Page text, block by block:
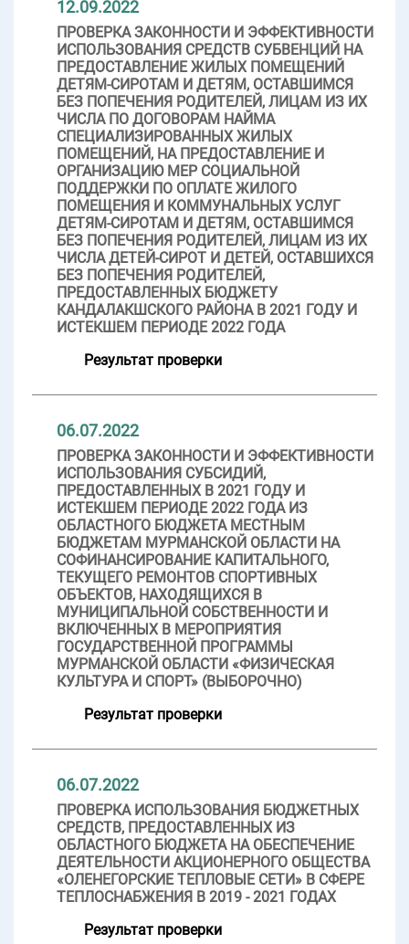
12.09.2022
ПРОВЕРКА ЗАКОННОСТИ И ЭФФЕКТИВНОСТИ
ИСПОЛЬЗОВАНИЯ СРЕДСТВ СУБВЕНЦИЙ НА
ПРЕДОСТАВЛЕНИЕ ЖИЛЫХ ПОМЕЩЕНИЙ
ДЕТЯМ-СИРОТАМ И ДЕТЯМ, ОСТАВШИМСЯ
БЕЗ ПОПЕЧЕНИЯ РОДИТЕЛЕЙ, ЛИЦАМ ИЗ ИХ
ЧИСЛА ПО ДОГОВОРАМ НАЙМА
СПЕЦИАЛИЗИРОВАННЫХ ЖИЛЫХ
ПОМЕЩЕНИЙ, НА ПРЕДОСТАВЛЕНИЕ И
ОРГАНИЗАЦИЮ МЕР СОЦИАЛЬНОЙ
ПОДДЕРЖКИ ПО ОПЛАТЕ ЖИЛОГО
ПОМЕЩЕНИЯ И КОММУНАЛЬНЫХ УСЛУГ
ДЕТЯМ-СИРОТАМ И ДЕТЯМ, ОСТАВШИМСЯ
БЕЗ ПОПЕЧЕНИЯ РОДИТЕЛЕЙ, ЛИЦАМ ИЗ ИХ
ЧИСЛА ДЕТЕЙ-СИРОТ И ДЕТЕЙ, ОСТАВШИХСЯ
БЕЗ ПОПЕЧЕНИЯ РОДИТЕЛЕЙ,
ПРЕДОСТАВЛЕННЫХ БЮДЖЕТУ
КАНДАЛАКШСКОГО РАЙОНА В 2021 ГОДУ И
ИСТЕКШЕМ ПЕРИОДЕ 2022 ГОДА
Результат проверки
06.07.2022
ПРОВЕРКА ЗАКОННОСТИ И ЭФФЕКТИВНОСТИ
ИСПОЛЬЗОВАНИЯ СУБСИДИЙ,
ПРЕДОСТАВЛЕННЫХ В 2021 ГОДУ И
ИСТЕКШЕМ ПЕРИОДЕ 2022 ГОДА ИЗ
ОБЛАСТНОГО БЮДЖЕТА МЕСТНЫМ
БЮДЖЕТАМ МУРМАНСКОЙ ОБЛАСТИ НА
СОФИНАНСИРОВАНИЕ КАПИТАЛЬНОГО,
ТЕКУЩЕГО РЕМОНТОВ СПОРТИВНЫХ
ОБЪЕКТОВ, НАХОДЯЩИХСЯ В
МУНИЦИПАЛЬНОЙ СОБСТВЕННОСТИ И
ВКЛЮЧЕННЫХ В МЕРОПРИЯТИЯ
ГОСУДАРСТВЕННОЙ ПРОГРАММЫ
МУРМАНСКОЙ ОБЛАСТИ «ФИЗИЧЕСКАЯ
КУЛЬТУРА И СПОРТ» (ВЫБОРОЧНО)
Результат проверки
06.07.2022
ПРОВЕРКА ИСПОЛЬЗОВАНИЯ БЮДЖЕТНЫХ
СРЕДСТВ, ПРЕДОСТАВЛЕННЫХ ИЗ
ОБЛАСТНОГО БЮДЖЕТА НА ОБЕСПЕЧЕНИЕ
ДЕЯТЕЛЬНОСТИ АКЦИОНЕРНОГО ОБЩЕСТВА
«ОЛЕНЕГОРСКИЕ ТЕПЛОВЫЕ СЕТИ» В СФЕРЕ
ТЕПЛОСНАБЖЕНИЯ В 2019 - 2021 ГОДАХ
Результат проверки